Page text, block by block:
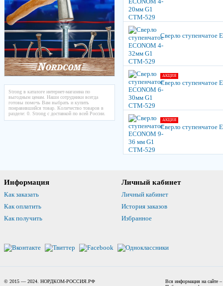
Strong в каталоге интернет-магазина по
выгодным ценам. Наши сотрудники всегда
готовы помочь Вам выбрать и купить
понравившийся товар. Количество товаров в
разделе: 0. Strong с доставкой по всей России.
Сверло
АКЦИЯ
Сверло
АКЦИЯ
Сверло
Информация
Как заказать
Как оплатить
Как получить
Личный кабинет
Личный кабинет
История заказов
Избранное
© 2015 — 2024. НОРДКОМ-РОССИЯ.РФ
Вся информация на сайте –